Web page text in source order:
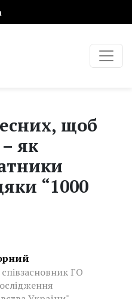
щоб
як
“1000
ГО